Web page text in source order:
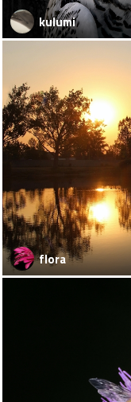
kulumi
flora